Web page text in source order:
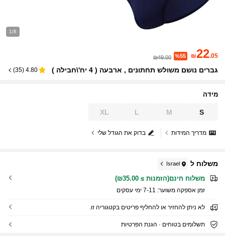
1/8
₪22.05
%55
₪49.00
גברים נושם משולש תחתונים , ארבעה ( 4 יח'\חבילה ) 4.80
(
35
)
מידה
S
M
L
XL
בדוק את הגודל שלי מדריך המידות
משלוח ל Israel
משלוח חינם(הזמנות ≥ ₪35.00)
זמן אספקה ​​משוער: 7-11 ימי עסקים
לא ניתן להחזיר או להחליף פריטים בקטגוריה זו.
תשלומים בטוחים · הגנת הפרטיות